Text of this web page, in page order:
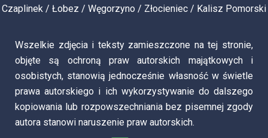
Czaplinek / Łobez / Węgorzyno / Złocieniec / Kalisz Pomorski
Wszelkie zdjęcia i teksty zamieszczone na tej stronie,
objęte są ochroną praw autorskich majątkowych i
osobistych, stanowią jednocześnie własność w świetle
prawa autorskiego i ich wykorzystywanie do dalszego
kopiowania lub rozpowszechniania bez pisemnej zgody
autora stanowi naruszenie praw autorskich.